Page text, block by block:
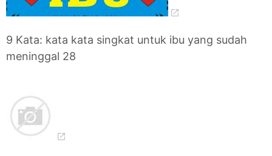
9 Kata: kata kata singkat untuk ibu yang sudah
meninggal 28